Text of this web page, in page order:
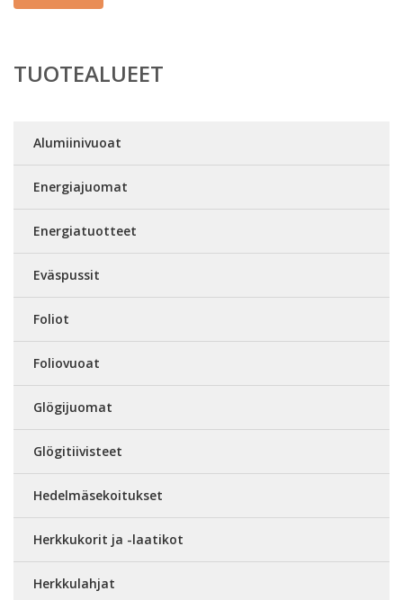
TUOTEALUEET
Alumiinivuoat
Energiajuomat
Energiatuotteet
Eväspussit
Foliot
Foliovuoat
Glögijuomat
Glögitiivisteet
Hedelmäsekoitukset
Herkkukorit ja -laatikot
Herkkulahjat